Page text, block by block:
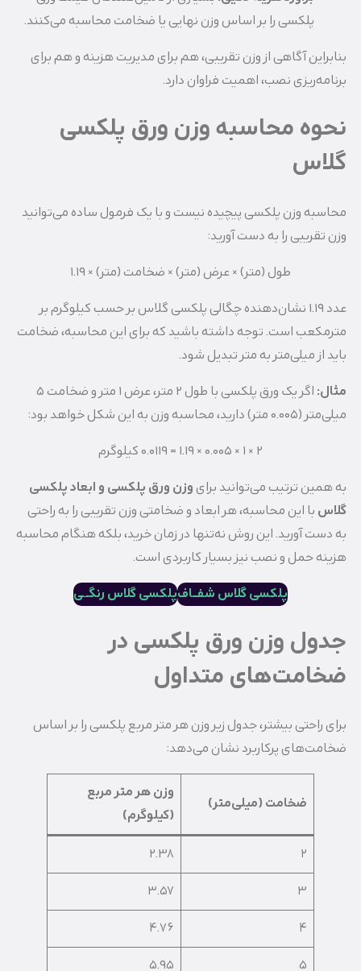
پلکسی را بر اساس وزن نهایی یا ضخامت محاسبه می‌کنند.
بنابراین آگاهی از وزن تقریبی، هم برای مدیریت هزینه و هم برای
برنامه‌ریزی نصب، اهمیت فراوان دارد.
نحوه محاسبه وزن ورق پلکسی
گلاس
محاسبه وزن پلکسی پیچیده نیست و با یک فرمول ساده می‌توانید
وزن تقریبی را به دست آورید:
طول (متر) × عرض (متر) × ضخامت (متر) × 1.19
عدد 1.19 نشان‌دهنده چگالی پلکسی گلاس بر حسب کیلوگرم بر
مترمکعب است. توجه داشته باشید که برای این محاسبه، ضخامت
باید از میلی‌متر به متر تبدیل شود.
مثال:
اگر یک ورق پلکسی با طول 2 متر، عرض 1 متر و ضخامت 5
میلی‌متر (0.005 متر) دارید، محاسبه وزن به این شکل خواهد بود:
2 × 1 × 0.005 × 1.19 = 0.0119 کیلوگرم
به همین ترتیب می‌توانید برای وزن ورق پلکسی و ابعاد پلکسی
گلاس با این محاسبه، هر ابعاد و ضخامتی وزن تقریبی را به راحتی
به دست آورید. این روش نه‌تنها در زمان خرید، بلکه هنگام محاسبه
هزینه حمل و نصب نیز بسیار کاربردی است.
پلکسی گلاس شفــافپلکسی گلاس رنگــی
جدول وزن ورق پلکسی در
ضخامت‌های متداول
برای راحتی بیشتر، جدول زیر وزن هر متر مربع پلکسی را بر اساس
ضخامت‌های پرکاربرد نشان می‌دهد:
ضخامت (میلی‌متر)
وزن هر متر مربع
(کیلوگرم)
2
2.38
3
3.57
4
4.76
5
5.95